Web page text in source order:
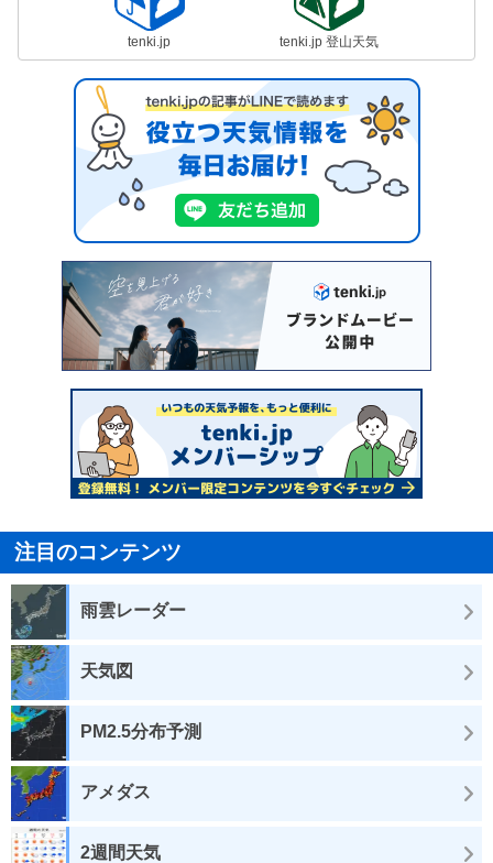
tenki.jp tenki.jp 登山天気
注目のコンテンツ
雨雲レーダー
天気図
PM2.5分布予測
アメダス
2週間天気